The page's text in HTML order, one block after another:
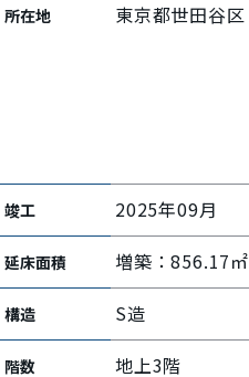
所在地 東京都世田谷区
竣工 2025年09月
延床面積 増築：856.17㎡
構造 S造
階数 地上3階